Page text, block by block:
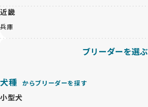
近畿
兵庫
ブリーダーを選ぶ
犬種 からブリーダーを探す
小型犬